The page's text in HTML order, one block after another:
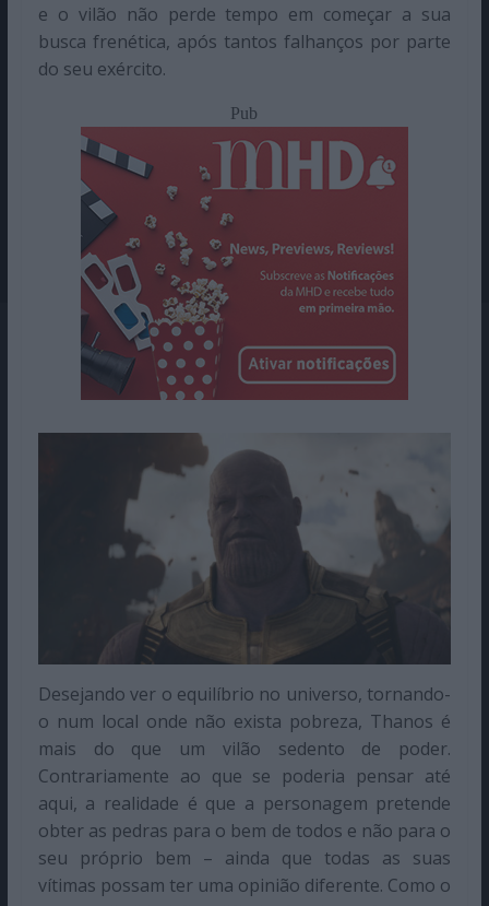
e o vilão não perde tempo em começar a sua
busca frenética, após tantos falhanços por parte
do seu exército.
Pub
Desejando ver o equilíbrio no universo, tornando-
o num local onde não exista pobreza, Thanos é
mais do que um vilão sedento de poder.
Contrariamente ao que se poderia pensar até
aqui, a realidade é que a personagem pretende
obter as pedras para o bem de todos e não para o
seu próprio bem – ainda que todas as suas
vítimas possam ter uma opinião diferente. Como o